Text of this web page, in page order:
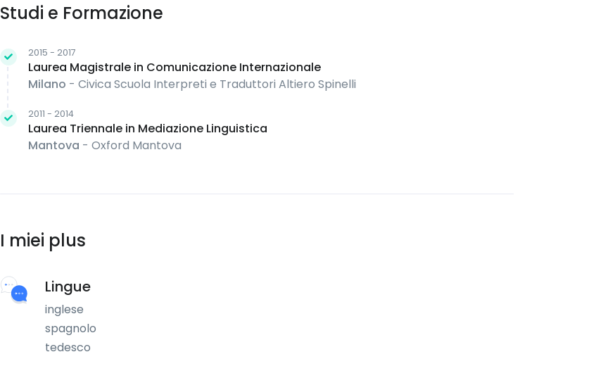
Studi e Formazione
2015 - 2017
Laurea Magistrale in Comunicazione Internazionale
Milano - Civica Scuola Interpreti e Traduttori Altiero Spinelli
2011 - 2014
Laurea Triennale in Mediazione Linguistica
Mantova - Oxford Mantova
I miei plus
Lingue
inglese
spagnolo
tedesco